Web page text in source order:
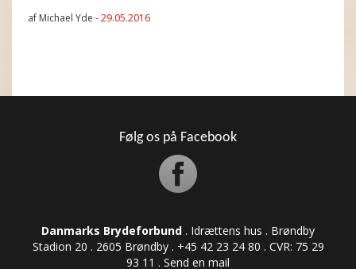
af Michael Yde -29.05.2016
Følg os på Facebook
Danmarks Brydeforbund . Idrættens hus . Brøndby
Stadion 20 . 2605 Brøndby . +45 42 23 24 80 . CVR: ​​​​​​75 29
93 11 . Send en mail